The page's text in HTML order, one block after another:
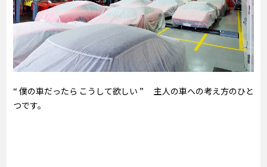
“ 僕の車だったら こうして欲しい ” 主人の車への考え方のひと
つです。